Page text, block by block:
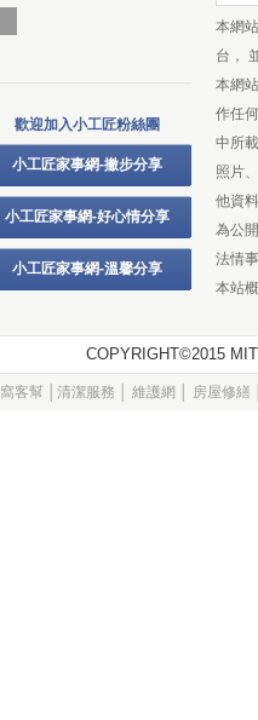
歡迎加入小工匠粉絲團
小工匠家事網-撇步分享
小工匠家事網-好心情分享
小工匠家事網-溫馨分享
本網
台，
本網
作任
中所
照片
他資
為公
法情
本站
COPYRIGHT©2015
窩客幫 清潔服務 維護網 房屋修繕